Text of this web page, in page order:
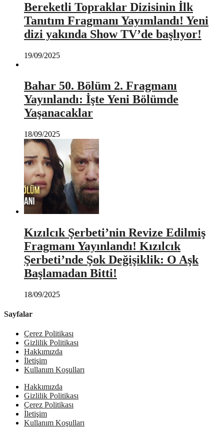
Bereketli Topraklar Dizisinin İlk
Tanıtım Fragmanı Yayımlandı! Yeni
dizi yakında Show TV’de başlıyor!
19/09/2025
Bahar 50. Bölüm 2. Fragmanı
Yayınlandı: İşte Yeni Bölümde
Yaşanacaklar
18/09/2025
Kızılcık Şerbeti’nin Revize Edilmiş
Fragmanı Yayınlandı! Kızılcık
Şerbeti’nde Şok Değişiklik: O Aşk
Başlamadan Bitti!
18/09/2025
Sayfalar
Çerez Politikası
Gizlilik Politikası
Hakkımızda
İletişim
Kullanım Koşulları
Hakkımızda
Gizlilik Politikası
Çerez Politikası
İletişim
Kullanım Koşulları